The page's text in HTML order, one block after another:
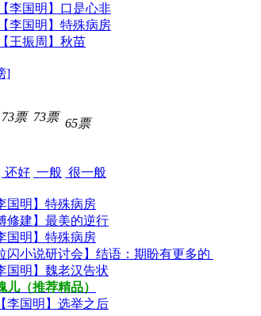
【李国明】口是心非
【李国明】特殊病房
【王振周】秋苗
]
73票
还好
73票
一般
65票
很一般
国明】特殊病房
修建】最美的逆行
国明】特殊病房
闪小说研讨会】结语：期盼有更多的
国明】魏老汉告状
儿（推荐精品）
【李国明】选举之后